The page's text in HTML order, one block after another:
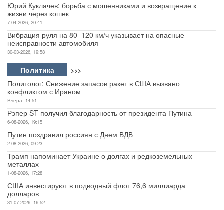
Юрий Куклачев: борьба с мошенниками и возвращение к
жизни через кошек
7-04-2026, 20:41
Вибрация руля на 80–120 км/ч указывает на опасные
неисправности автомобиля
30-03-2026, 19:58
Политика >>>
Политолог: Снижение запасов ракет в США вызвано
конфликтом с Ираном
Вчера, 14:51
Рэпер ST получил благодарность от президента Путина
6-08-2026, 19:15
Путин поздравил россиян с Днем ВДВ
2-08-2026, 09:23
Трамп напоминает Украине о долгах и редкоземельных
металлах
1-08-2026, 17:28
США инвестируют в подводный флот 76,6 миллиарда
долларов
31-07-2026, 16:52